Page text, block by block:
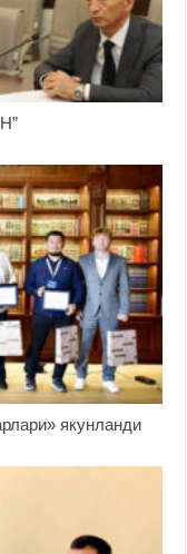
якунланди